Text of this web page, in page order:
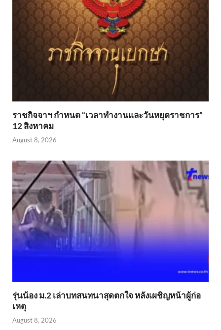
ราชกิจจาฯ กำหนด “เวลาทำงานและวันหยุดราชการ”
12 สิงหาคม
August 8, 2026
รุ่นน้อง ม.2 เล่าบทสนทนาสุดตกใจ หลังเผชิญหน้าผู้ก่อ
เหตุ
August 8, 2026